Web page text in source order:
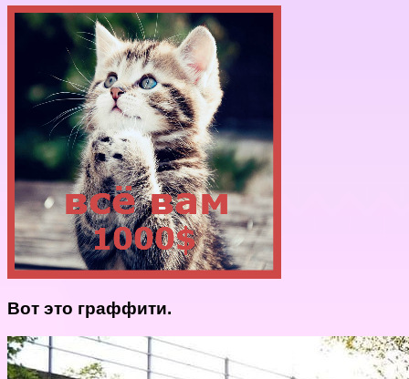
Вот это граффити.